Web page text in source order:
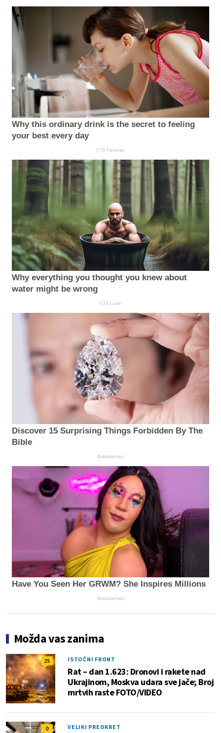
Why this ordinary drink is the secret to feeling
your best every day
CTA Favorite
Why everything you thought you knew about
water might be wrong
CTA Love
Discover 15 Surprising Things Forbidden By The
Bible
Brainberries
Have You Seen Her GRWM? She Inspires Millions
Brainberries
Možda vas zanima
25 ISTOČNI FRONT
Rat – dan 1.623: Dronovi i rakete nad
Ukrajinom, Moskva udara sve jače; Broj
mrtvih raste FOTO/VIDEO
0 VELIKI PREOKRET